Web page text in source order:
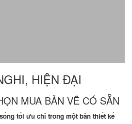
HIỆN ĐẠI
MUA BẢN VẼ CÓ SẴN
tối ưu chỉ trong một bản thiết kế